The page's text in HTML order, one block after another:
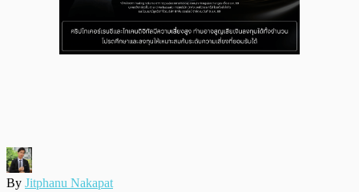
By Jitphanu Nakapat